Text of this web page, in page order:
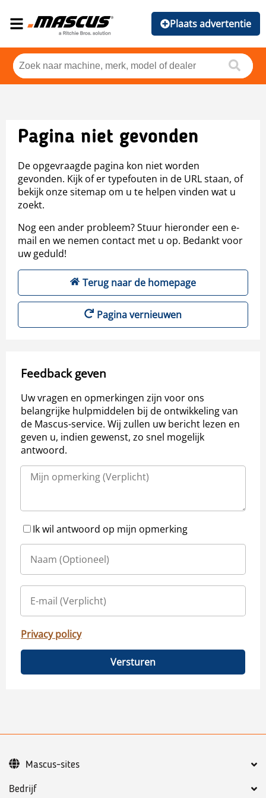
Plaats advertentie
Pagina niet gevonden
De opgevraagde pagina kon niet worden
gevonden. Kijk of er typefouten in de URL staan, of
bekijk onze sitemap om u te helpen vinden wat u
zoekt.
Nog een ander probleem? Stuur hieronder een e-
mail en we nemen contact met u op. Bedankt voor
uw geduld!
Terug naar de homepage
Pagina vernieuwen
Feedback geven
Uw vragen en opmerkingen zijn voor ons
belangrijke hulpmiddelen bij de ontwikkeling van
de Mascus-service. Wij zullen uw bericht lezen en
geven u, indien gewenst, zo snel mogelijk
antwoord.
Ik wil antwoord op mijn opmerking
Privacy policy
Versturen
Bedrijf
Mascus-sites